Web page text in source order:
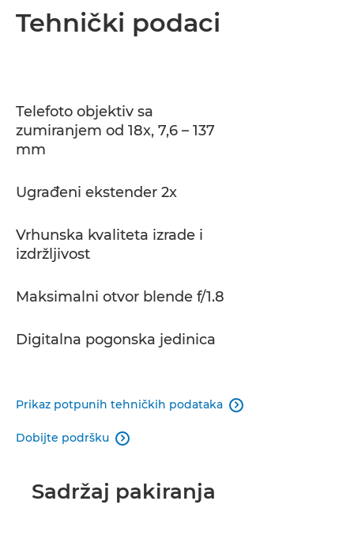
Tehnički podaci
Telefoto objektiv sa
zumiranjem od 18x, 7,6 – 137
mm
Ugrađeni ekstender 2x
Vrhunska kvaliteta izrade i
izdržljivost
Maksimalni otvor blende f/1.8
Digitalna pogonska jedinica
Prikaz potpunih tehničkih podataka 
Dobijte podršku 
Sadržaj pakiranja